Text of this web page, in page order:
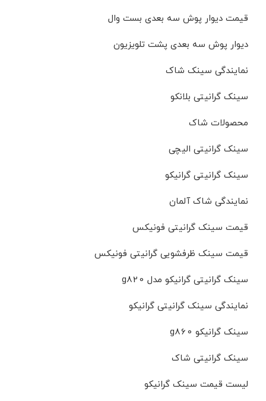
قیمت دیوار پوش سه بعدی بست وال
دیوار پوش سه بعدی پشت تلویزیون
نمایندگی سینک شاک
سینک گرانیتی بلانکو
محصولات شاک
سینک گرانیتی الیچی
سینک گرانیتی گرانیکو
نمایندگی شاک آلمان
قیمت سینک گرانیتی فونیکس
قیمت سینک ظرفشویی گرانیتی فونیکس
سینک گرانیتی گرانیکو مدل g820
نمایندگی سینک گرانیتی گرانیکو
سینک گرانیکو g860
سینک گرانیتی شاک
لیست قیمت سینک گرانیکو